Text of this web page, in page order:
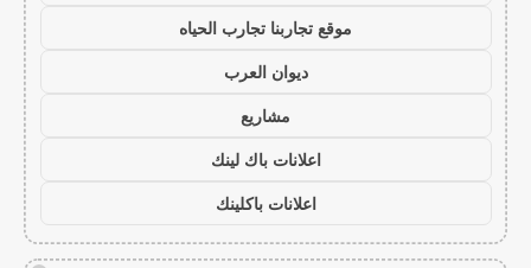
موقع تجاربنا تجارب الحياه
ديوان العرب
مشاريع
اعلانات باك لينك
اعلانات باكلينك